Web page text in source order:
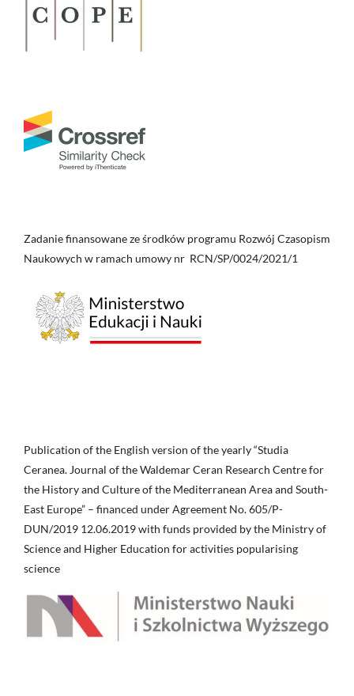
Zadanie finansowane ze środków programu Rozwój Czasopism
Naukowych w ramach umowy nr RCN/SP/0024/2021/1
Publication of the English version of the yearly “Studia
Ceranea. Journal of the Waldemar Ceran Research Centre for
the History and Culture of the Mediterranean Area and South-
East Europe” – financed under Agreement No. 605/P-
DUN/2019 12.06.2019 with funds provided by the Ministry of
Science and Higher Education for activities popularising
science